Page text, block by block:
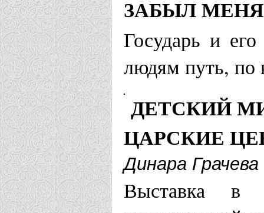
Приход
Раздольное
Брянская
Храм
ЗАБЫЛ
Государь и
людям путь, по
ДЕТСКИЙ
ЦАРСКИЕ
Динара Грачева
Выставка в